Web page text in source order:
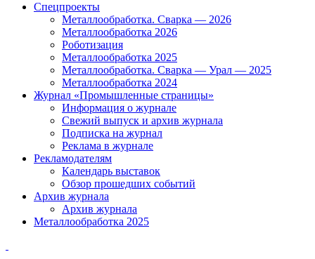
Спецпроекты
Металлообработка. Сварка — 2026
Металлообработка 2026
Роботизация
Металлообработка 2025
Металлообработка. Сварка — Урал — 2025
Металлообработка 2024
Журнал «Промышленные страницы»
Информация о журнале
Свежий выпуск и архив журнала
Подписка на журнал
Реклама в журнале
Рекламодателям
Календарь выставок
Обзор прошедших событий
Архив журнала
Архив журнала
Металлообработка 2025